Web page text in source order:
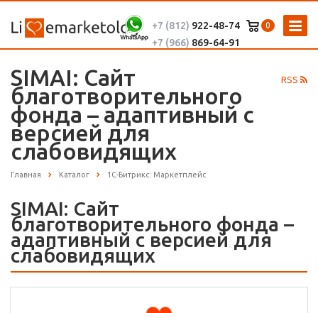
0
+7 (812) 922-48-74
+7 (966) 869-64-91
RSS
SIMAI: Сайт
благотворительного
фонда – адаптивный с
версией для
слабовидящих
Главная Каталог 1С-Битрикс: Маркетплейс
SIMAI: Сайт
благотворительного фонда –
адаптивный с версией для
слабовидящих